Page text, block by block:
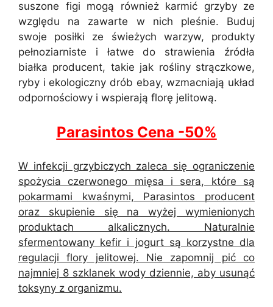
suszone figi mogą również karmić grzyby ze
względu na zawarte w nich pleśnie. Buduj
swoje posiłki ze świeżych warzyw, produkty
pełnoziarniste i łatwe do strawienia źródła
białka producent, takie jak rośliny strączkowe,
ryby i ekologiczny drób ebay, wzmacniają układ
odpornościowy i wspierają florę jelitową.
Parasintos Cena -50%
W infekcji grzybiczych zaleca się ograniczenie
spożycia czerwonego mięsa i sera, które są
pokarmami kwaśnymi, Parasintos producent
oraz skupienie się na wyżej wymienionych
produktach alkalicznych. Naturalnie
sfermentowany kefir i jogurt są korzystne dla
regulacji flory jelitowej. Nie zapomnij pić co
najmniej 8 szklanek wody dziennie, aby usunąć
toksyny z organizmu.